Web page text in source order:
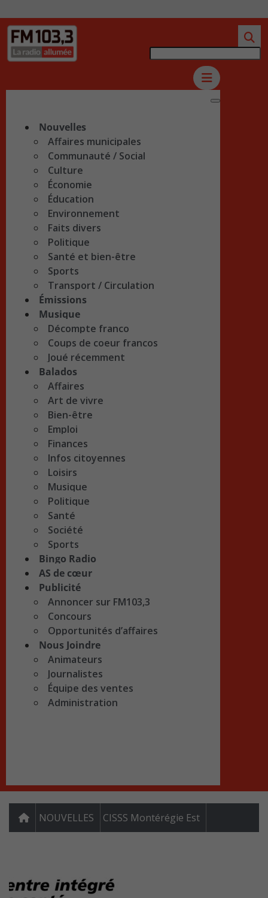
Nouvelles
Affaires municipales
Communauté / Social
Culture
Économie
Éducation
Environnement
Faits divers
Politique
Santé et bien-être
Sports
Transport / Circulation
Émissions
Musique
Décompte franco
Coups de coeur francos
Joué récemment
Balados
Affaires
Art de vivre
Bien-être
Emploi
Finances
Infos citoyennes
Loisirs
Musique
Politique
Santé
Société
Sports
Bingo Radio
AS de cœur
Publicité
Annoncer sur FM103,3
Concours
Opportunités d’affaires
Nous Joindre
Animateurs
Journalistes
Équipe des ventes
Administration
NOUVELLES CISSS Montérégie Est